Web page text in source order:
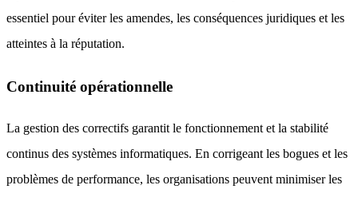
essentiel pour éviter les amendes, les conséquences juridiques et les
atteintes à la réputation.
Continuité opérationnelle
La gestion des correctifs garantit le fonctionnement et la stabilité
continus des systèmes informatiques. En corrigeant les bogues et les
problèmes de performance, les organisations peuvent minimiser les